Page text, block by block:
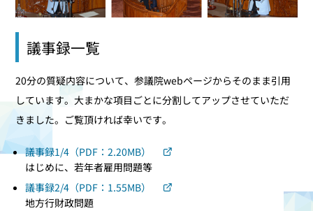
議事録一覧
20分の質疑内容について、参議院webページからそのまま引用
しています。大まかな項目ごとに分割してアップさせていただ
きました。ご覧頂ければ幸いです。
議事録1/4（PDF：2.20MB）
はじめに、若年者雇用問題等
議事録2/4（PDF：1.55MB）
地方行財政問題